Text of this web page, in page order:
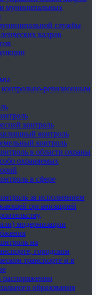
муниципальных
службы
кадров
ревизионным
контроль
контроль
контроль
в области охраны
охраняемых
в сфере
за исполнением
организацией
модернизации
на
городском
транспорте и в
распоряжении
образования